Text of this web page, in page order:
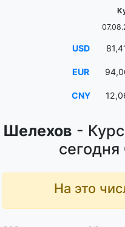
Шелехов -
сегодня
На это
USD
EUR
CNY